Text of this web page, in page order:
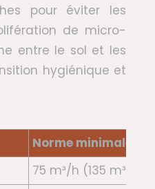
pour éviter les
de micro-
entre le sol et les
hygiénique et
Norme minimale
75 m³/h (135 m³/h